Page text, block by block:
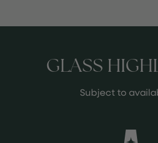
GLASS
Subject to